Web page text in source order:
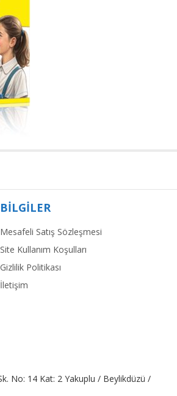
BİLGİLER
Mesafeli Satış Sözleşmesi
Site Kullanım Koşulları
Gizlilik Politikası
İletişim
No: 14 Kat: 2 Yakuplu / Beylikdüzü /